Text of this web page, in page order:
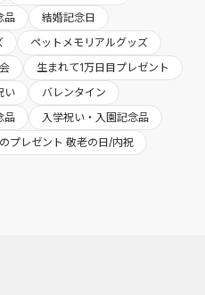
品
結婚記念日
ペットメモリアルグッズ
生まれて1万日目プレゼント
い
バレンタイン
品
入学祝い・入園記念品
プレゼント 敬老の日/内祝